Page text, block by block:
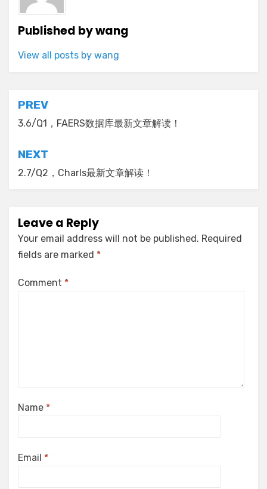
Published bywang
View all posts by wang
Post
navigation
PREV
3.6/Q1，FAERS数据库最新文章解读！
NEXT
2.7/Q2，Charls最新文章解读！
Leave a Reply
Your email address will not be published. Required
fields are marked *
Comment *
Name *
Email *